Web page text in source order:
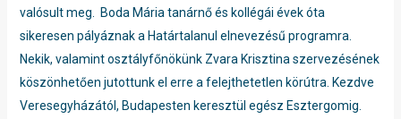
valósult meg. Boda Mária tanárnő és kollégái évek óta
sikeresen pályáznak a Határtalanul elnevezésű programra.
Nekik, valamint osztályfőnökünk Zvara Krisztina szervezésének
köszönhetően jutottunk el erre a felejthetetlen körútra. Kezdve
Veresegyházától, Budapesten keresztül egész Esztergomig.